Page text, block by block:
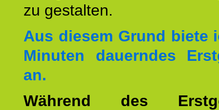
zu gestalten.
Aus diesem Grund biete
Minuten dauerndes
an.
Während des